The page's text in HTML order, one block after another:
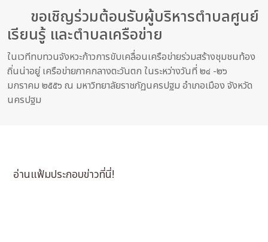
ขอเชิญร่วมต้อนรับผู้บริหารตำบลศูนย์
เรียนรู้ และตำบลเครือข่าย
ในเวทีทบทวนจังหวะก้าวการขับเคลื่อนเครือข่ายร่วมสร้างชุมชนท้อง
ถิ่นน่าอยู่ เครือข่ายภาคกลางตะวันตก ในระหว่างวันที่ ๒๔ -๒๖
มกราคม ๒๕๕๖ ณ มหาวิทยาลัยราชภัฏนครปฐม อำเภอเมือง จังหวัด
นครปฐม
อ่านแฟ้มประกอบข่าวที่นี่!